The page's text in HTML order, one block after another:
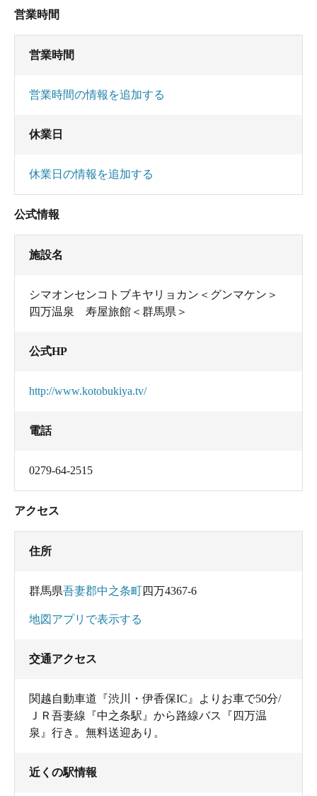
営業時間
営業時間
営業時間の情報を追加する
休業日
休業日の情報を追加する
公式情報
施設名
シマオンセンコトブキヤリョカン＜グンマケン＞
四万温泉 寿屋旅館＜群馬県＞
公式HP
http://www.kotobukiya.tv/
電話
0279-64-2515
アクセス
住所
群馬県吾妻郡中之条町四万4367-6
地図アプリで表示する
交通アクセス
関越自動車道『渋川・伊香保IC』よりお車で50分/
ＪＲ吾妻線『中之条駅』から路線バス『四万温
泉』行き。無料送迎あり。
近くの駅情報